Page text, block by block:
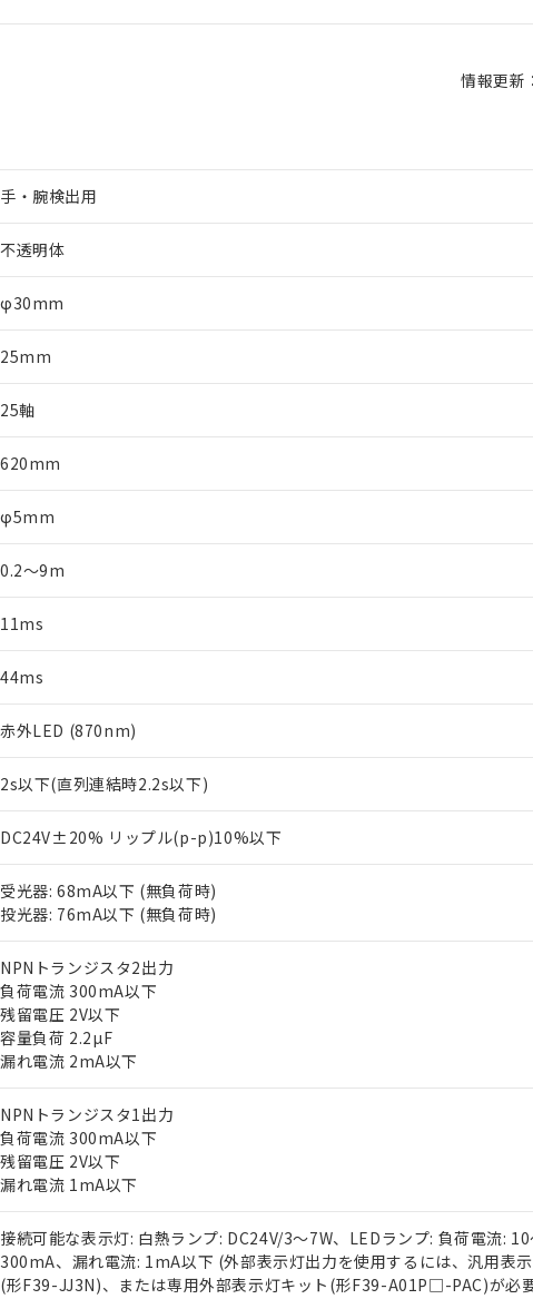
情報更新
手・腕検出用
不透明体
φ30mm
25mm
25軸
620mm
φ5mm
0.2～9m
11ms
44ms
赤外LED (870nm)
2s以下(直列連結時2.2s以下)
DC24V±20% リップル(p-p)10%以下
受光器: 68mA以下 (無負荷時)
投光器: 76mA以下 (無負荷時)
NPNトランジスタ2出力
負荷電流 300mA以下
残留電圧 2V以下
容量負荷 2.2µF
漏れ電流 2mA以下
NPNトランジスタ1出力
負荷電流 300mA以下
残留電圧 2V以下
漏れ電流 1mA以下
接続可能な表示灯: 白熱ランプ: DC24V/3～7W、LEDランプ: 負荷電流: 10
300mA、漏れ電流: 1mA以下 (外部表示灯出力を使用するには、汎用表
(形F39-JJ3N)、または専用外部表示灯キット(形F39-A01P□-PAC)が必
件
EU RoHS指令（10物質）の非含有に対応した製品が提供可能な商品です
指令（10物質）の非含有に対応した製品に切り替える予定のある商
EU RoHS指令（10物質）の非含有に非対応の商品で、対応品を出す予
EU RoHS指令（10物質）の非含有の対応状況を調査中または確認中の商